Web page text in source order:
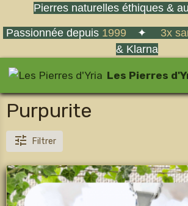
Pierres naturelles éthiques &
Passionnée depuis 1999 ✦ 3x
& Klarna
Les Pierres
Purpurite
Filtrer